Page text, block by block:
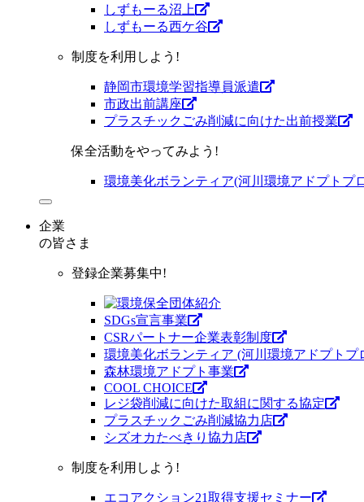
しずもーる沼上
しずもーる⻄ケ谷
制度を利用しよう!
静岡市環境学習指導員派遣
市政出前講座
プラスチックごみ削減に向けた出前授業
保全活動をやってみよう!
環境美化ボランティア(河川環境アドプトプ
企業
の皆さま
登録企業募集中!
SDGs宣言事業
CSRパートナー企業表彰制度
環境美化ボランティア (河川環境アドプトプ
森林環境アドプト事業
COOL CHOICE
レジ袋削減に向けた取組に関する協定
プラスチックごみ削減協力店
シズオカたべきり協力店
制度を利用しよう!
エコアクション21取得支援セミナー